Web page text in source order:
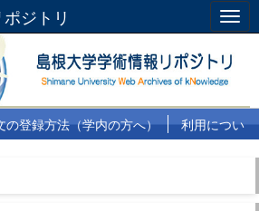
ジトリ
の登録方法（学内の方へ）
利用につい